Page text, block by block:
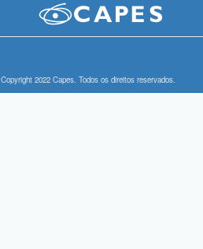
Copyright 2022 Capes. Todos os direitos reservados.